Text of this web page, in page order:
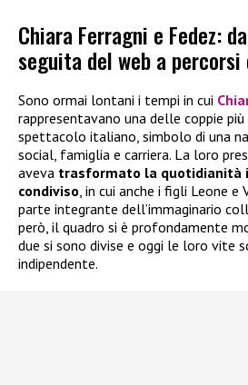
Chiara Ferragni e Fedez:
seguita del web a
Sono ormai lontani i tempi in cui
rappresentavano una delle coppie
spettacolo italiano, simbolo di una
social, famiglia e carriera. La loro
aveva trasformato la quotidianità
condiviso, in cui anche i figli Leone
parte integrante dell’immaginario
però, il quadro si è profondamente
due si sono divise e oggi le loro vite
indipendente.